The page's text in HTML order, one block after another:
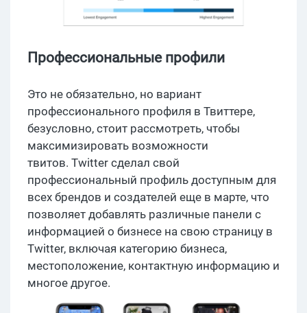
Профессиональные профили
Это не обязательно, но вариант
профессионального профиля в Твиттере,
безусловно, стоит рассмотреть, чтобы
максимизировать возможности
твитов. Twitter сделал свой
профессиональный профиль доступным для
всех брендов и создателей еще в марте, что
позволяет добавлять различные панели с
информацией о бизнесе на свою страницу в
Twitter, включая категорию бизнеса,
местоположение, контактную информацию и
многое другое.